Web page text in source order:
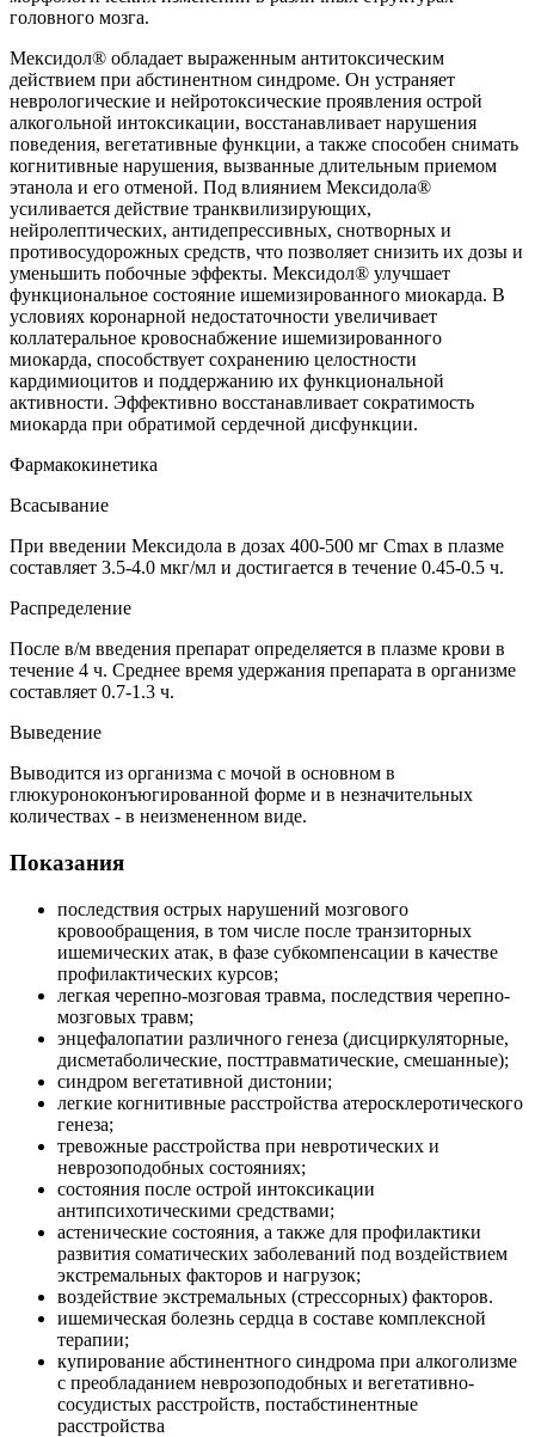
головного мозга.
Мексидол® обладает выраженным антитоксическим
действием при абстинентном синдроме. Он устраняет
неврологические и нейротоксические проявления острой
алкогольной интоксикации, восстанавливает нарушения
поведения, вегетативные функции, а также способен снимать
когнитивные нарушения, вызванные длительным приемом
этанола и его отменой. Под влиянием Мексидола®
усиливается действие транквилизирующих,
нейролептических, антидепрессивных, снотворных и
противосудорожных средств, что позволяет снизить их дозы и
уменьшить побочные эффекты. Мексидол® улучшает
функциональное состояние ишемизированного миокарда. В
условиях коронарной недостаточности увеличивает
коллатеральное кровоснабжение ишемизированного
миокарда, способствует сохранению целостности
кардимиоцитов и поддержанию их функциональной
активности. Эффективно восстанавливает сократимость
миокарда при обратимой сердечной дисфункции.
Фармакокинетика
Всасывание
При введении Мексидола в дозах 400-500 мг Сmax в плазме
составляет 3.5-4.0 мкг/мл и достигается в течение 0.45-0.5 ч.
Распределение
После в/м введения препарат определяется в плазме крови в
течение 4 ч. Среднее время удержания препарата в организме
составляет 0.7-1.3 ч.
Выведение
Выводится из организма с мочой в основном в
глюкуроноконъюгированной форме и в незначительных
количествах - в неизмененном виде.
Показания
последствия острых нарушений мозгового
кровообращения, в том числе после транзиторных
ишемических атак, в фазе субкомпенсации в качестве
профилактических курсов;
легкая черепно-мозговая травма, последствия черепно-
мозговых травм;
энцефалопатии различного генеза (дисциркуляторные,
дисметаболические, посттравматические, смешанные);
синдром вегетативной дистонии;
легкие когнитивные расстройства атеросклеротического
генеза;
тревожные расстройства при невротических и
неврозоподобных состояниях;
состояния после острой интоксикации
антипсихотическими средствами;
астенические состояния, а также для профилактики
развития соматических заболеваний под воздействием
экстремальных факторов и нагрузок;
воздействие экстремальных (стрессорных) факторов.
ишемическая болезнь сердца в составе комплексной
терапии;
купирование абстинентного синдрома при алкоголизме
с преобладанием неврозоподоб­ных и вегетативно-
сосудистых расстройств, постабстинентные
расстройства